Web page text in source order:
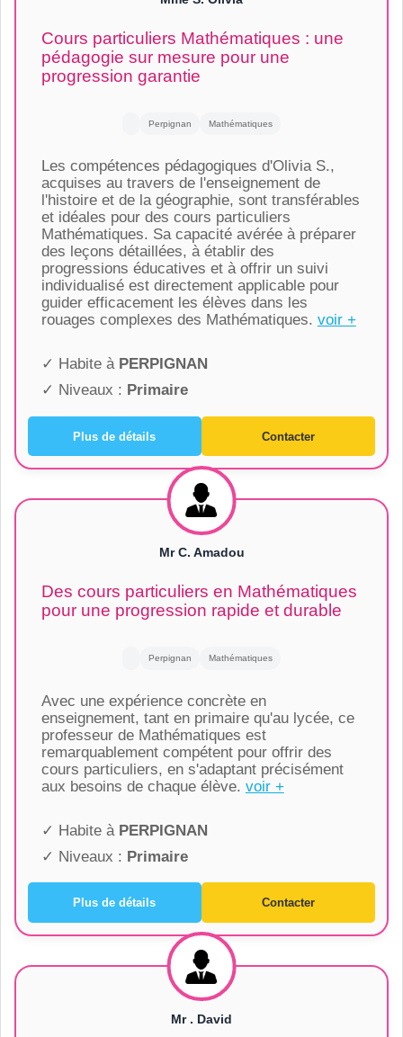
Cours particuliers Mathématiques : une
pédagogie sur mesure pour une
progression garantie
Perpignan Mathématiques
Les compétences pédagogiques d'Olivia S.,
acquises au travers de l'enseignement de
l'histoire et de la géographie, sont transférables
et idéales pour des cours particuliers
Mathématiques. Sa capacité avérée à préparer
des leçons détaillées, à établir des
progressions éducatives et à offrir un suivi
individualisé est directement applicable pour
guider efficacement les élèves dans les
rouages complexes des Mathématiques. voir +
✓ Habite à PERPIGNAN
✓ Niveaux : Primaire
Plus de détails Contacter
Mr C. Amadou
Des cours particuliers en Mathématiques
pour une progression rapide et durable
Perpignan Mathématiques
Avec une expérience concrète en
enseignement, tant en primaire qu'au lycée, ce
professeur de Mathématiques est
remarquablement compétent pour offrir des
cours particuliers, en s'adaptant précisément
aux besoins de chaque élève. voir +
✓ Habite à PERPIGNAN
✓ Niveaux : Primaire
Plus de détails Contacter
Mr . David